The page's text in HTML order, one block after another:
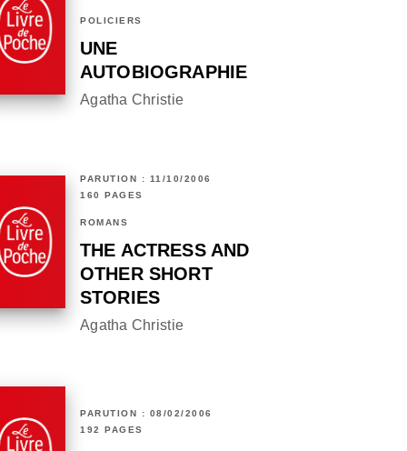
POLICIERS
UNE
AUTOBIOGRAPHIE
Agatha Christie
PARUTION : 11/10/2006
160 PAGES
ROMANS
THE ACTRESS AND
OTHER SHORT
STORIES
Agatha Christie
PARUTION : 08/02/2006
192 PAGES